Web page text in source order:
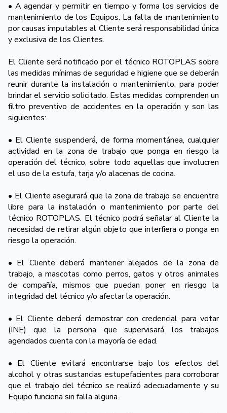
• A agendar y permitir en tiempo y forma los servicios de
mantenimiento de los Equipos. La falta de mantenimiento
por causas imputables al Cliente será responsabilidad única
y exclusiva de los Clientes.
El Cliente será notificado por el técnico ROTOPLAS sobre
las medidas mínimas de seguridad e higiene que se deberán
reunir durante la instalación o mantenimiento, para poder
brindar el servicio solicitado. Estas medidas comprenden un
filtro preventivo de accidentes en la operación y son las
siguientes:
• El Cliente suspenderá, de forma momentánea, cualquier
actividad en la zona de trabajo que ponga en riesgo la
operación del técnico, sobre todo aquellas que involucren
el uso de la estufa, tarja y/o alacenas de cocina.
• El Cliente asegurará que la zona de trabajo se encuentre
libre para la instalación o mantenimiento por parte del
técnico ROTOPLAS. El técnico podrá señalar al Cliente la
necesidad de retirar algún objeto que interfiera o ponga en
riesgo la operación.
• El Cliente deberá mantener alejados de la zona de
trabajo, a mascotas como perros, gatos y otros animales
de compañía, mismos que puedan poner en riesgo la
integridad del técnico y/o afectar la operación.
• El Cliente deberá demostrar con credencial para votar
(INE) que la persona que supervisará los trabajos
agendados cuenta con la mayoría de edad.
• El Cliente evitará encontrarse bajo los efectos del
alcohol y otras sustancias estupefacientes para corroborar
que el trabajo del técnico se realizó adecuadamente y su
Equipo funciona sin falla alguna.